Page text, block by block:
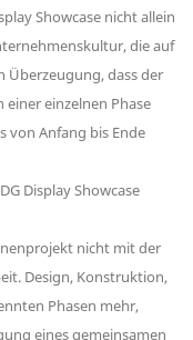
Showcase nicht allein
die auf
Überzeugung, dass der
einzelnen Phase
von Anfang bis Ende
nicht mit der
Design, Konstruktion,
Phasen mehr,
eines gemeinsamen